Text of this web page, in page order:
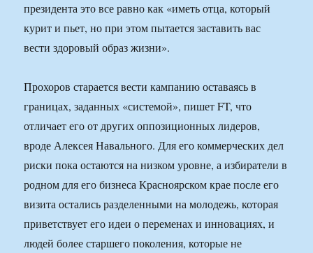
президента это все равно как «иметь отца, который
курит и пьет, но при этом пытается заставить вас
вести здоровый образ жизни».
Прохоров старается вести кампанию оставаясь в
границах, заданных «системой», пишет FT, что
отличает его от других оппозиционных лидеров,
вроде Алексея Навального. Для его коммерческих дел
риски пока остаются на низком уровне, а избиратели в
родном для его бизнеса Красноярском крае после его
визита остались разделенными на молодежь, которая
приветствует его идеи о переменах и инновациях, и
людей более старшего поколения, которые не